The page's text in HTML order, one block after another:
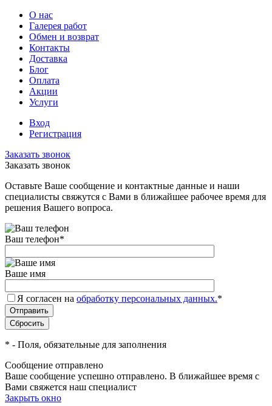
О нас
Галерея работ
Обмен и возврат
Контакты
Доставка
Блог
Оплата
Акции
Услуги
Вход
Регистрация
Заказать звонок
Заказать звонок
Оставьте Ваше сообщение и контактные данные и наши
специалисты свяжутся с Вами в ближайшее рабочее время для
решения Вашего вопроса.
Ваш телефон*
Ваше имя
Я согласен на обработку персональных данных.*
* - Поля, обязательные для заполнения
Сообщение отправлено
Ваше сообщение успешно отправлено. В ближайшее время с
Вами свяжется наш специалист
Закрыть окно